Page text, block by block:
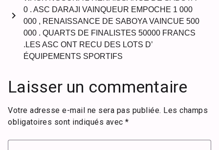
0 . ASC DARAJI VAINQUEUR EMPOCHE 1 000
000 , RENAISSANCE DE SABOYA VAINCUE 500
000 . QUARTS DE FINALISTES 50000 FRANCS
.LES ASC ONT RECU DES LOTS D’
ÉQUIPEMENTS SPORTIFS
chevron_right
Laisser un commentaire
Votre adresse e-mail ne sera pas publiée. Les champs
obligatoires sont indiqués avec *